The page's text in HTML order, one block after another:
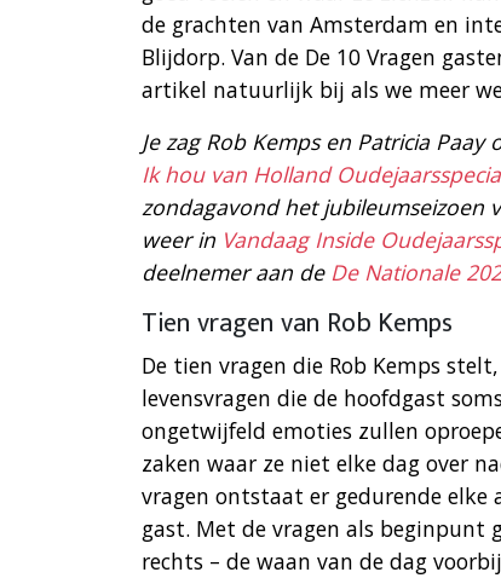
de grachten van Amsterdam en
Blijdorp. Van de De 10 Vragen
artikel natuurlijk bij als we meer
Je zag Rob Kemps en Patricia
Ik hou van Holland
zondagavond het jubileumseizoen
weer in Vandaag Inside
deelnemer aan de De Nationale
Tien vragen van Rob Kemps
De tien vragen die Rob Kemps
levensvragen die de hoofdgast
ongetwijfeld emoties zullen
zaken waar ze niet elke dag over
vragen ontstaat er gedurende elke
gast. Met de vragen als beginpunt
rechts – de waan van de dag